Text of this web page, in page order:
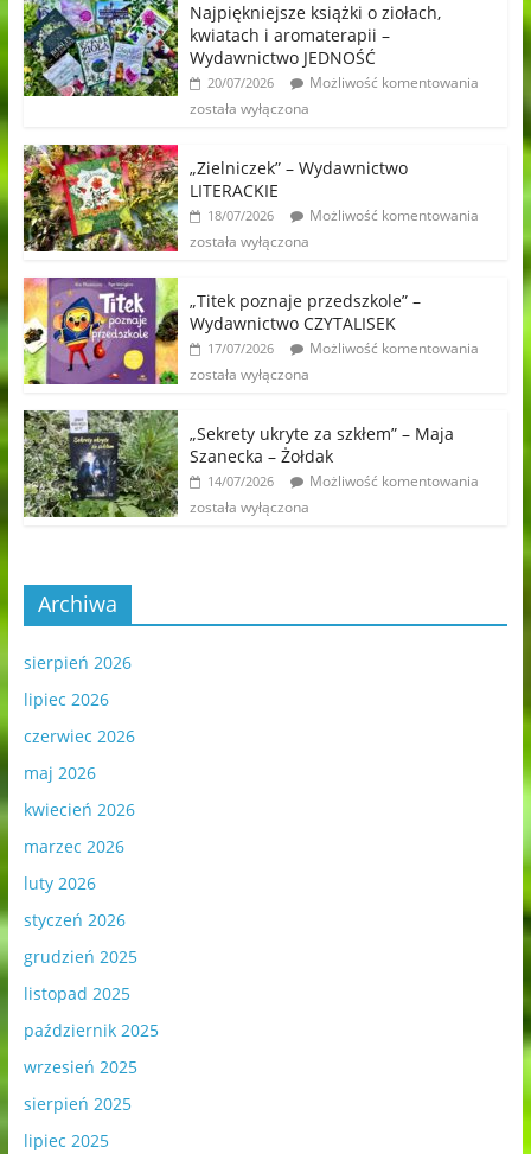
Najpiękniejsze książki o ziołach,
kwiatach i aromaterapii –
Wydawnictwo JEDNOŚĆ
20/07/2026
Możliwość komentowania
została wyłączona
„Zielniczek” – Wydawnictwo
LITERACKIE
18/07/2026
Możliwość komentowania
została wyłączona
„Titek poznaje przedszkole” –
Wydawnictwo CZYTALISEK
17/07/2026
Możliwość komentowania
została wyłączona
„Sekrety ukryte za szkłem” – Maja
Szanecka – Żołdak
14/07/2026
Możliwość komentowania
została wyłączona
Archiwa
sierpień 2026
lipiec 2026
czerwiec 2026
maj 2026
kwiecień 2026
marzec 2026
luty 2026
styczeń 2026
grudzień 2025
listopad 2025
październik 2025
wrzesień 2025
sierpień 2025
lipiec 2025